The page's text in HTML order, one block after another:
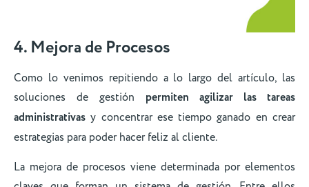
4. Mejora de Procesos
Como lo venimos repitiendo a lo largo del artículo, las
soluciones de gestión permiten agilizar las tareas
administrativas y concentrar ese tiempo ganado en crear
estrategias para poder hacer feliz al cliente.
La mejora de procesos viene determinada por elementos